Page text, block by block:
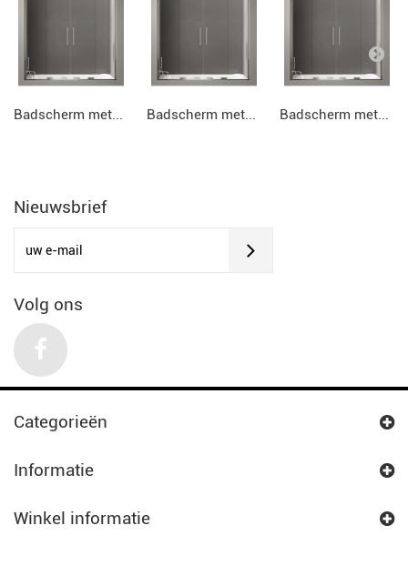
Badscherm met... Badscherm met... Badscherm met...
Nieuwsbrief
Volg ons
Categorieën
Informatie
Winkel informatie